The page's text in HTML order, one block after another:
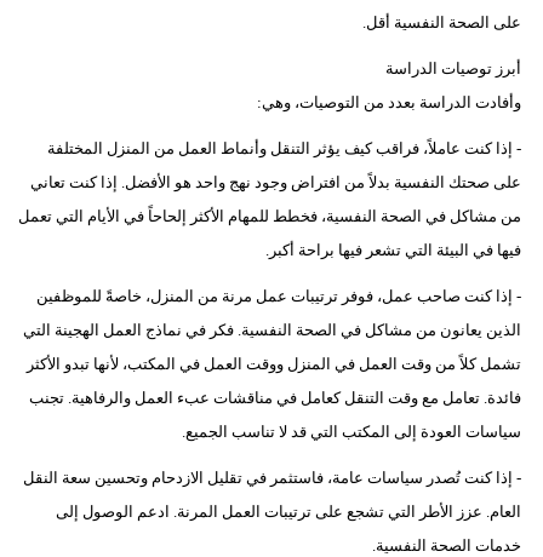
على الصحة النفسية أقل.
أبرز توصيات الدراسة
وأفادت الدراسة بعدد من التوصيات، وهي:
- إذا كنت عاملاً، فراقب كيف يؤثر التنقل وأنماط العمل من المنزل المختلفة
على صحتك النفسية بدلاً من افتراض وجود نهج واحد هو الأفضل. إذا كنت تعاني
من مشاكل في الصحة النفسية، فخطط للمهام الأكثر إلحاحاً في الأيام التي تعمل
فيها في البيئة التي تشعر فيها براحة أكبر.
- إذا كنت صاحب عمل، فوفر ترتيبات عمل مرنة من المنزل، خاصةً للموظفين
الذين يعانون من مشاكل في الصحة النفسية. فكر في نماذج العمل الهجينة التي
تشمل كلاً من وقت العمل في المنزل ووقت العمل في المكتب، لأنها تبدو الأكثر
فائدة. تعامل مع وقت التنقل كعامل في مناقشات عبء العمل والرفاهية. تجنب
سياسات العودة إلى المكتب التي قد لا تناسب الجميع.
- إذا كنت تُصدر سياسات عامة، فاستثمر في تقليل الازدحام وتحسين سعة النقل
العام. عزز الأطر التي تشجع على ترتيبات العمل المرنة. ادعم الوصول إلى
خدمات الصحة النفسية.